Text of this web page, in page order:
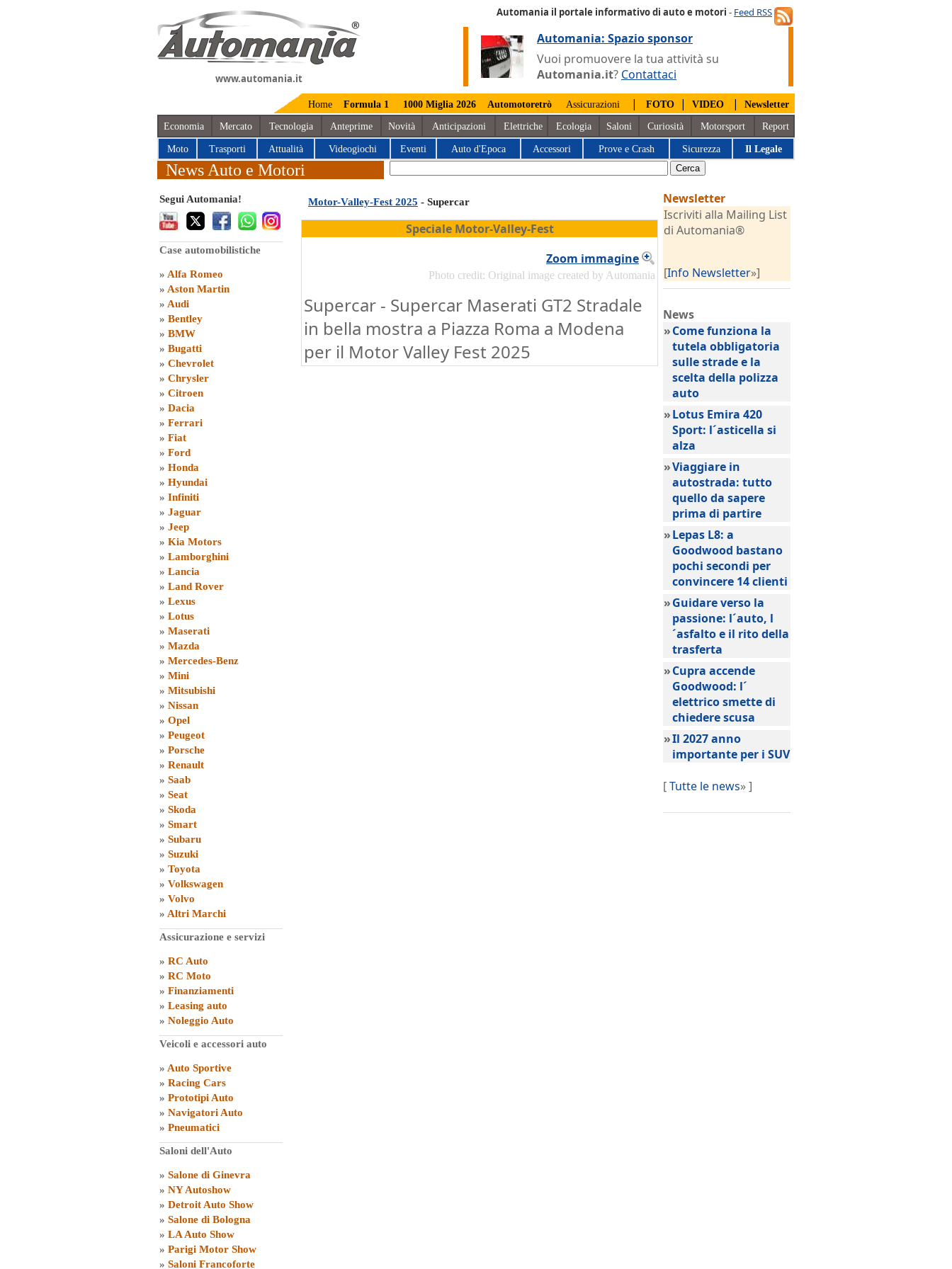
www.automania.it
Automania il portale informativo di auto e motori - Feed RSS
Automania: Spazio sponsor
Vuoi promuovere la tua attività su
Automania.it? Contattaci
Home Formula 1 1000 Miglia 2026 Automotoretrò Assicurazioni | FOTO | VIDEO | Newsletter
Economia Mercato Tecnologia Anteprime Novità Anticipazioni Elettriche Ecologia Saloni Curiosità Motorsport Report
Moto Trasporti Attualità Videogiochi Eventi Auto d'Epoca Accessori Prove e Crash Sicurezza Il Legale
News Auto e Motori
Segui Automania!
Case automobilistiche
» Alfa Romeo
» Aston Martin
» Audi
» Bentley
» BMW
» Bugatti
» Chevrolet
» Chrysler
» Citroen
» Dacia
» Ferrari
» Fiat
» Ford
» Honda
» Hyundai
» Infiniti
» Jaguar
» Jeep
» Kia Motors
» Lamborghini
» Lancia
» Land Rover
» Lexus
» Lotus
» Maserati
» Mazda
» Mercedes-Benz
» Mini
» Mitsubishi
» Nissan
» Opel
» Peugeot
» Porsche
» Renault
» Saab
» Seat
» Skoda
» Smart
» Subaru
» Suzuki
» Toyota
» Volkswagen
» Volvo
» Altri Marchi
Assicurazione e servizi
» RC Auto
» RC Moto
» Finanziamenti
» Leasing auto
» Noleggio Auto
Veicoli e accessori auto
» Auto Sportive
» Racing Cars
» Prototipi Auto
» Navigatori Auto
» Pneumatici
Saloni dell'Auto
» Salone di Ginevra
» NY Autoshow
» Detroit Auto Show
» Salone di Bologna
» LA Auto Show
» Parigi Motor Show
» Saloni Francoforte
Motor-Valley-Fest 2025 - Supercar
Speciale Motor-Valley-Fest
Zoom immagine
Photo credit: Original image created by Automania
Supercar - Supercar Maserati GT2 Stradale
in bella mostra a Piazza Roma a Modena
per il Motor Valley Fest 2025
Newsletter
Iscriviti alla Mailing List
di Automania®
[Info Newsletter»]
News
»Come funziona la
tutela obbligatoria
sulle strade e la
scelta della polizza
auto
»Lotus Emira 420
Sport: l´asticella si
alza
»Viaggiare in
autostrada: tutto
quello da sapere
prima di partire
»Lepas L8: a
Goodwood bastano
pochi secondi per
convincere 14 clienti
»Guidare verso la
passione: l´auto, l
´asfalto e il rito della
trasferta
»Cupra accende
Goodwood: l´
elettrico smette di
chiedere scusa
»Il 2027 anno
importante per i SUV
[Tutte le news» ]